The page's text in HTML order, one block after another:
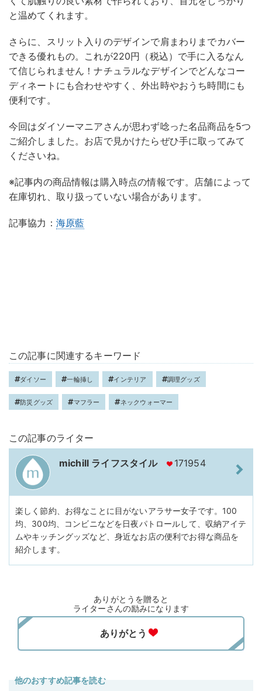
と温めてくれます。
さらに、スリット入りのデザインで肩まわりまでカバー
できる優れもの。これが220円（税込）で手に入るなん
て信じられません！ナチュラルなデザインでどんなコー
ディネートにも合わせやすく、外出時やおうち時間にも
便利です。
今回はダイソーマニアさんが思わず唸った名品商品を5つ
ご紹介しました。お店で見かけたらぜひ手に取ってみて
くださいね。
※記事内の商品情報は購入時点の情報です。店舗によって
在庫切れ、取り扱っていない場合があります。
記事協力： 海原藍
この記事に関連するキーワード
ダイソー 一輪挿し インテリア 調理グッズ
防災グッズ マフラー ネックウォーマー
この記事のライター
michill ライフスタイル 171954
楽しく節約、お得なことに目がないアラサー女子です。100
均、300均、コンビニなどを日夜パトロールして、収納アイテ
ムやキッチングッズなど、身近なお店の便利でお得な商品を
紹介します。
ありがとうを贈ると
ライターさんの励みになります
他のおすすめ記事を読む